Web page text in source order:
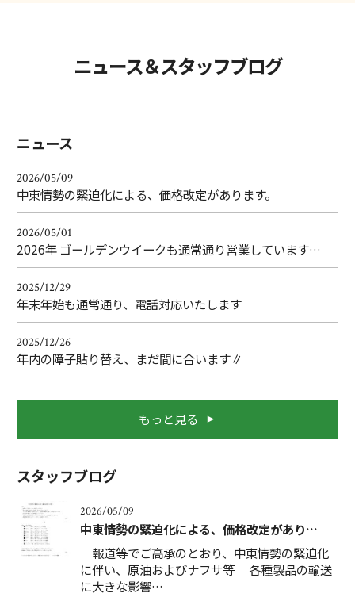
ニュース＆スタッフブログ
ニュース
2026/05/09
中東情勢の緊迫化による、価格改定があります。
2026/05/01
2026年 ゴールデンウイークも通常通り営業しています…
2025/12/29
年末年始も通常通り、電話対応いたします
2025/12/26
年内の障子貼り替え、まだ間に合います∥
もっと見る
スタッフブログ
2026/05/09
中東情勢の緊迫化による、価格改定があり…
報道等でご高承のとおり、中東情勢の緊迫化
に伴い、原油およびナフサ等 各種製品の輸送
に大きな影響…